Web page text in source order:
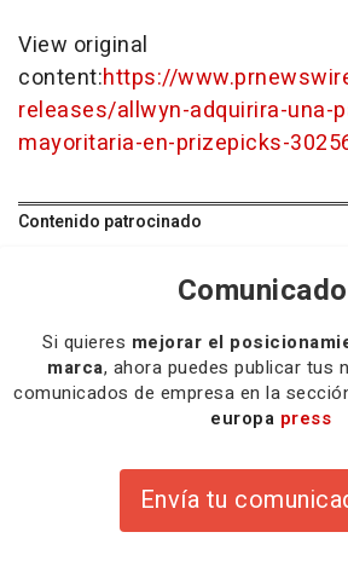
View original
content:https://
releases/allwyn-adquirira-una-
mayoritaria-en-prizepicks-
Contenido patrocinado
Si quieres mejorar el
marca, ahora puedes publicar tus
comunicados de empresa en la
europa press
Envía tu